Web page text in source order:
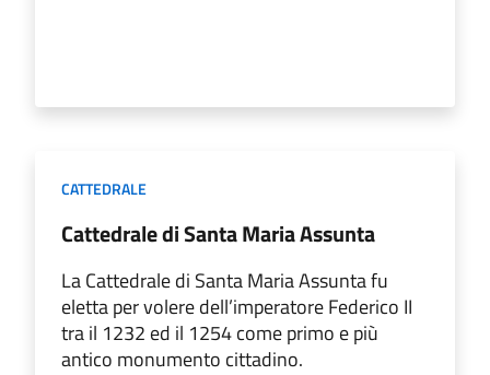
CATTEDRALE
Cattedrale di Santa Maria Assunta
La Cattedrale di Santa Maria Assunta fu
eletta per volere dell’imperatore Federico II
tra il 1232 ed il 1254 come primo e più
antico monumento cittadino.